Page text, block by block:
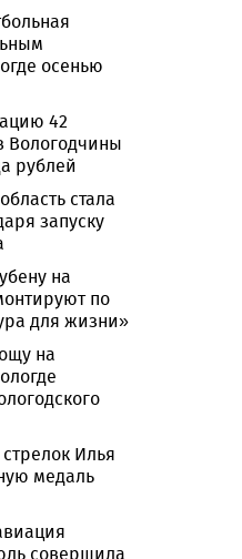
осенью
42
Вологодчины
рублей
стала
запуску
на
по
для жизни»
на
Илья
медаль
совершила